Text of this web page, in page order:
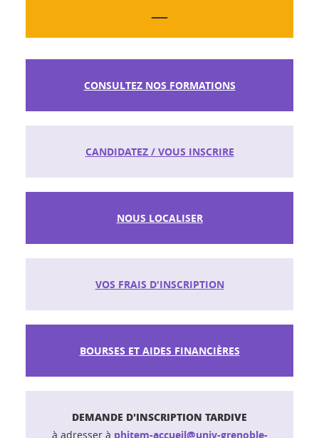
CONSULTEZ NOS FORMATIONS
CANDIDATEZ / VOUS INSCRIRE
NOUS LOCALISER
VOS FRAIS D'INSCRIPTION
BOURSES ET AIDES FINANCIÈRES
DEMANDE D'INSCRIPTION TARDIVE
à adresser à phitem-accueil@univ-grenoble-